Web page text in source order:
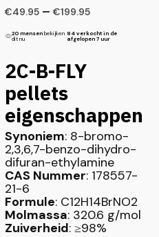
€49.95 – €199.95
20 mensen bekijken
dit nu
84 verkocht in de
afgelopen 7 uur
2C-B-FLY
pellets
eigenschappen
Synoniem: 8-bromo-
2,3,6,7-benzo-dihydro-
difuran-ethylamine
CAS Nummer: 178557-
21-6
Formule: C12H14BrNO2
Molmassa: 320.6 g/mol
Zuiverheid: ≥98%